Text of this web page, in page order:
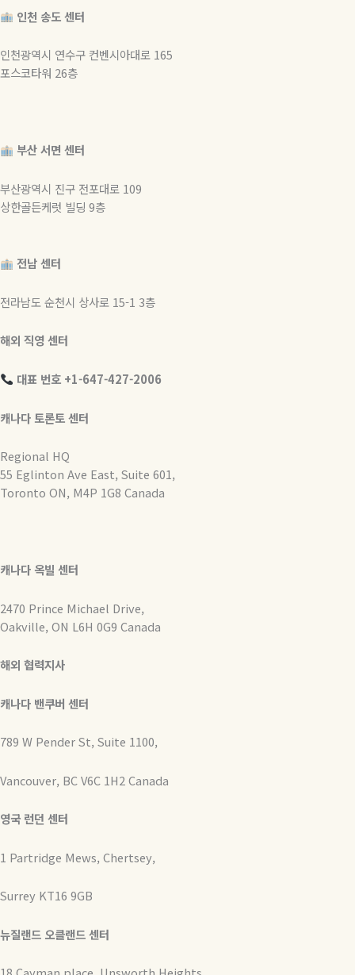
인천 송도 센터
인천광역시 연수구 컨벤시아대로 165
포스코타워 26층
부산 서면 센터
부산광역시 진구 전포대로 109
상한골든케럿 빌딩 9층
전남 센터
전라남도 순천시 상사로 15-1 3층
해외 직영 센터
대표 번호 +1-647-427-2006
캐나다 토론토 센터
Regional HQ
55 Eglinton Ave East, Suite 601,
Toronto ON, M4P 1G8 Canada
캐나다 옥빌 센터
2470 Prince Michael Drive,
Oakville, ON L6H 0G9 Canada
해외 협력지사
캐나다 밴쿠버 센터
789 W Pender St, Suite 1100,
Vancouver, BC V6C 1H2 Canada
영국 런던 센터
1 Partridge Mews, Chertsey,
Surrey KT16 9GB
뉴질랜드 오클랜드 센터